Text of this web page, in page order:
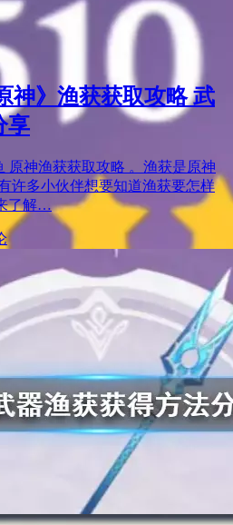
神》渔获获取攻略 武
享
原神渔获获取攻略 。渔获是原神
许多小伙伴想要知道渔获要怎样
了解…